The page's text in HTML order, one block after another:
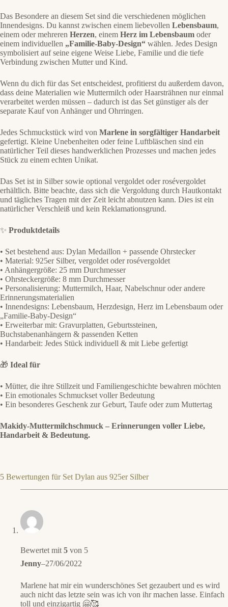
Das Besondere an diesem Set sind die verschiedenen möglichen
Innendesigns. Du kannst zwischen einem liebevollen Lebensbaum,
einem oder mehreren Herzen, einem Herz im Lebensbaum oder
einem individuellen „Familie-Baby-Design“ wählen. Jedes Design
symbolisiert auf seine eigene Weise Liebe, Familie und die tiefe
Verbindung zwischen Mutter und Kind.
Wenn du dich für das Set entscheidest, profitierst du außerdem davon,
dass deine Materialien wie Muttermilch oder Haarsträhnen nur einmal
verarbeitet werden müssen – dadurch ist das Set günstiger als der
separate Kauf von Anhänger und Ohrringen.
Jedes Schmuckstück wird von Marlene in sorgfältiger Handarbeit
gefertigt. Kleine Unebenheiten oder feine Luftbläschen sind ein
natürlicher Teil dieses handwerklichen Prozesses und machen jedes
Stück zu einem echten Unikat.
Das Set ist in Silber sowie optional vergoldet oder rosévergoldet
erhältlich. Bitte beachte, dass sich die Vergoldung durch Hautkontakt
und tägliches Tragen mit der Zeit leicht abnutzen kann. Dies ist ein
natürlicher Verschleiß und kein Reklamationsgrund.
✨ Produktdetails
• Set bestehend aus: Dylan Medaillon + passende Ohrstecker
• Material: 925er Silber, vergoldet oder rosévergoldet
• Anhängergröße: 25 mm Durchmesser
• Ohrsteckergröße: 8 mm Durchmesser
• Personalisierung: Muttermilch, Haar, Nabelschnur oder andere
Erinnerungsmaterialien
• Innendesigns: Lebensbaum, Herzdesign, Herz im Lebensbaum oder
„Familie-Baby-Design“
• Erweiterbar mit: Gravurplatten, Geburtssteinen,
Buchstabenanhängern & passenden Ketten
• Handarbeit: Jedes Stück individuell & mit Liebe gefertigt
🎁 Ideal für
• Mütter, die ihre Stillzeit und Familiengeschichte bewahren möchten
• Ein emotionales Schmuckset voller Bedeutung
• Ein besonderes Geschenk zur Geburt, Taufe oder zum Muttertag
Makidy-Muttermilchschmuck – Erinnerungen voller Liebe,
Handarbeit & Bedeutung.
5 Bewertungen für Set Dylan aus 925er Silber
Bewertet mit 5 von 5
Jenny–27/06/2022
Marlene hat mir ein wunderschönes Set gezaubert und es wird
auch nicht das letzte sein was ich von ihr machen lasse. Einfach
toll und einzigartig 🤗🥰